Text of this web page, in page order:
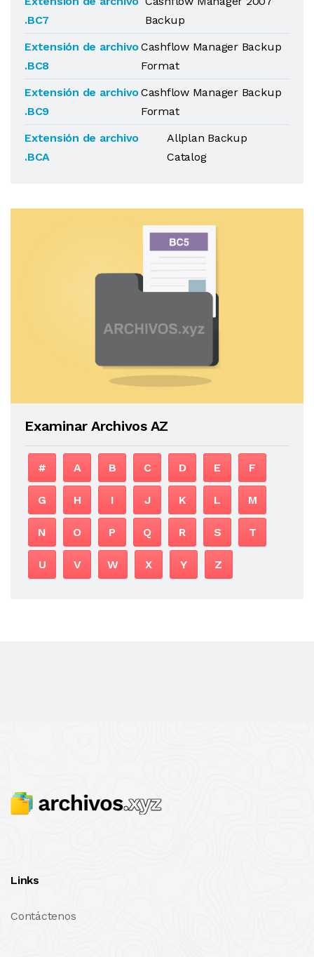
.BC7
Backup
Extensión de archivo
.BC8
Cashflow Manager Backup
Format
Extensión de archivo
.BC9
Cashflow Manager Backup
Format
Extensión de archivo
.BCA
Allplan Backup
Catalog
Examinar Archivos AZ
# A B C D E F
G H I J K L M
N O P Q R S T
U V W X Y Z
Links
Contáctenos